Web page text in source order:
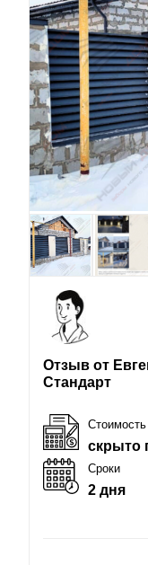
Отзыв от
Стандарт
Стоимость
скрыто
Сроки
2 дня